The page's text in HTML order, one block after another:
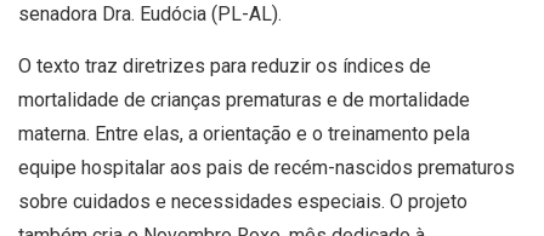
senadora Dra. Eudócia (PL-AL).
O texto traz diretrizes para reduzir os índices de
mortalidade de crianças prematuras e de mortalidade
materna. Entre elas, a orientação e o treinamento pela
equipe hospitalar aos pais de recém-nascidos prematuros
sobre cuidados e necessidades especiais. O projeto